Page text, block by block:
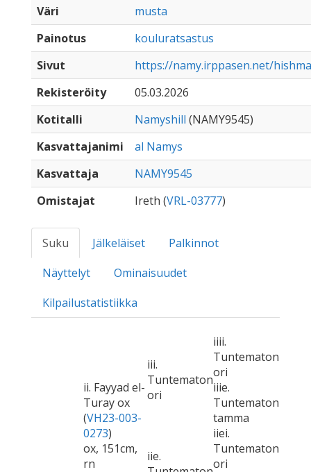
Väri
musta
Painotus
kouluratsastus
Sivut
https://namy.irppasen.net/
Rekisteröity
05.03.2026
Kotitalli
Namyshill (NAMY9545)
Kasvattajanimi
al Namys
Kasvattaja
NAMY9545
Omistajat
Ireth (VRL-03777)
Suku Jälkeläiset
Palkinnot
Näyttelyt
Ominaisuudet
Kilpailustatistiikka
ii. Fayyad el-
Turay ox
(VH23-003-
0273)
ox, 151cm,
rn
iii.
Tuntematon
ori
iiii.
Tuntematon
ori
iiie.
Tuntematon
tamma
iie.
iiei.
Tuntematon
ori